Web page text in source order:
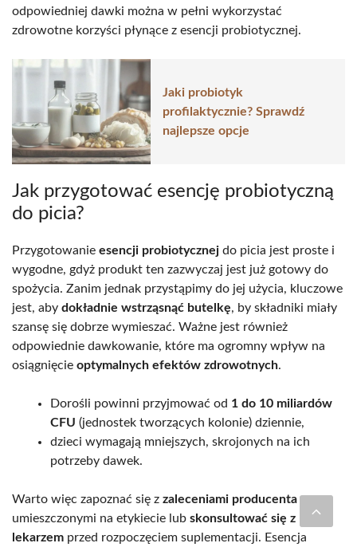
odpowiedniej dawki można w pełni wykorzystać
zdrowotne korzyści płynące z esencji probiotycznej.
Jaki probiotyk
profilaktycznie? Sprawdź
najlepsze opcje
Jak przygotować esencję probiotyczną
do picia?
Przygotowanie esencji probiotycznej do picia jest proste i
wygodne, gdyż produkt ten zazwyczaj jest już gotowy do
spożycia. Zanim jednak przystąpimy do jej użycia, kluczowe
jest, aby dokładnie wstrząsnąć butelkę, by składniki miały
szansę się dobrze wymieszać. Ważne jest również
odpowiednie dawkowanie, które ma ogromny wpływ na
osiągnięcie optymalnych efektów zdrowotnych.
Dorośli powinni przyjmować od 1 do 10 miliardów
CFU (jednostek tworzących kolonie) dziennie,
dzieci wymagają mniejszych, skrojonych na ich
potrzeby dawek.
Warto więc zapoznać się z zaleceniami producenta
umieszczonymi na etykiecie lub skonsultować się z
lekarzem przed rozpoczęciem suplementacji. Esencja